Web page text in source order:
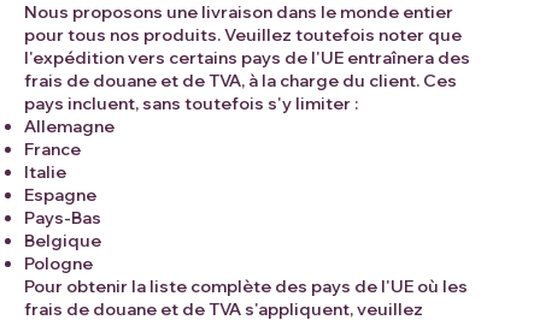
Nous proposons une livraison dans le monde entier
pour tous nos produits. Veuillez toutefois noter que
l'expédition vers certains pays de l'UE entraînera des
frais de douane et de TVA, à la charge du client. Ces
pays incluent, sans toutefois s'y limiter :
Allemagne
France
Italie
Espagne
Pays-Bas
Belgique
Pologne
Pour obtenir la liste complète des pays de l'UE où les
frais de douane et de TVA s'appliquent, veuillez